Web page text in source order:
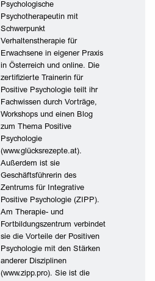
Psychologische
Psychotherapeutin mit
Schwerpunkt
Verhaltenstherapie für
Erwachsene in eigener Praxis
in Österreich und online. Die
zertifizierte Trainerin für
Positive Psychologie teilt ihr
Fachwissen durch Vorträge,
Workshops und einen Blog
zum Thema Positive
Psychologie
(www.glücksrezepte.at).
Außerdem ist sie
Geschäftsführerin des
Zentrums für Integrative
Positive Psychologie (ZIPP).
Am Therapie- und
Fortbildungszentrum verbindet
sie die Vorteile der Positiven
Psychologie mit den Stärken
anderer Disziplinen
(www.zipp.pro). Sie ist die